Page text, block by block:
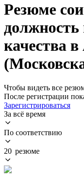
Резюме
качества
Чтобы видеть все
После регистрации
Зарегистрироваться
За всё время
По соответствию
20 резюме